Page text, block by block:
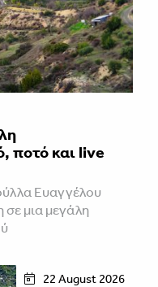
ποτό και live
Ευαγγέλου
μια μεγάλη
22 August 2026